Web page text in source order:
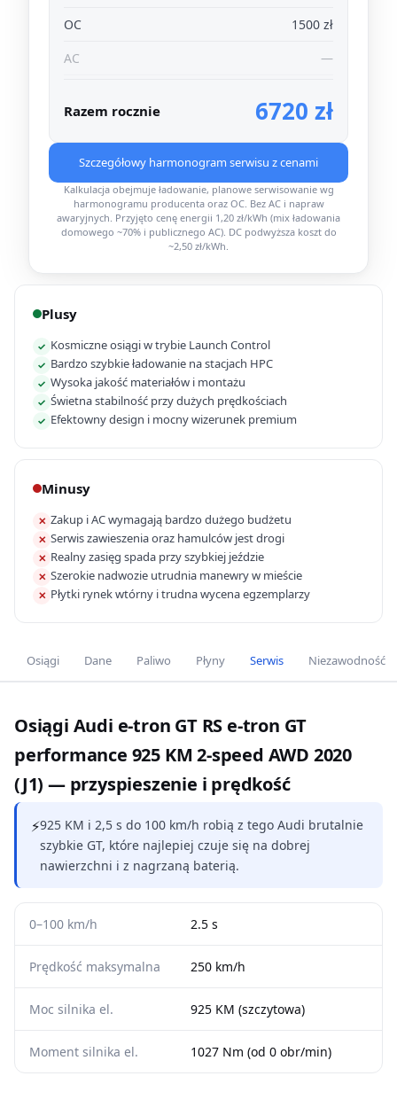
OC
1500 zł
AC
—
Razem rocznie 6720 zł
Szczegółowy harmonogram serwisu z cenami
Kalkulacja obejmuje ładowanie, planowe serwisowanie wg
harmonogramu producenta oraz OC. Bez AC i napraw
awaryjnych. Przyjęto cenę energii 1,20 zł/kWh (mix ładowania
domowego ~70% i publicznego AC). DC podwyższa koszt do
~2,50 zł/kWh.
Plusy
✓ Kosmiczne osiągi w trybie Launch Control
✓ Bardzo szybkie ładowanie na stacjach HPC
✓ Wysoka jakość materiałów i montażu
✓ Świetna stabilność przy dużych prędkościach
✓ Efektowny design i mocny wizerunek premium
Minusy
✕ Zakup i AC wymagają bardzo dużego budżetu
✕ Serwis zawieszenia oraz hamulców jest drogi
✕ Realny zasięg spada przy szybkiej jeździe
✕ Szerokie nadwozie utrudnia manewry w mieście
✕ Płytki rynek wtórny i trudna wycena egzemplarzy
Osiągi Dane Paliwo Płyny Serwis Niezawodność
Osiągi Audi e-tron GT RS e-tron GT
performance 925 KM 2-speed AWD 2020
(J1) — przyspieszenie i prędkość
⚡925 KM i 2,5 s do 100 km/h robią z tego Audi brutalnie
szybkie GT, które najlepiej czuje się na dobrej
nawierzchni i z nagrzaną baterią.
0–100 km/h 2.5 s
Prędkość maksymalna 250 km/h
Moc silnika el. 925 KM (szczytowa)
Moment silnika el. 1027 Nm (od 0 obr/min)